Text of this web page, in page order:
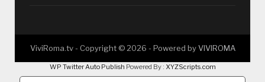
ViviRoma.tv - Copyright © 2026 - Powered byVIVIROMA
WP Twitter Auto Publish Powered By : XYZScripts.com